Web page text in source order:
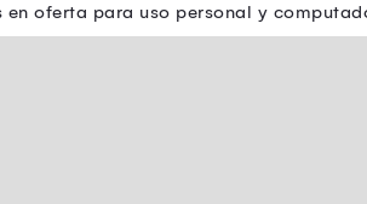
en oferta para uso personal y